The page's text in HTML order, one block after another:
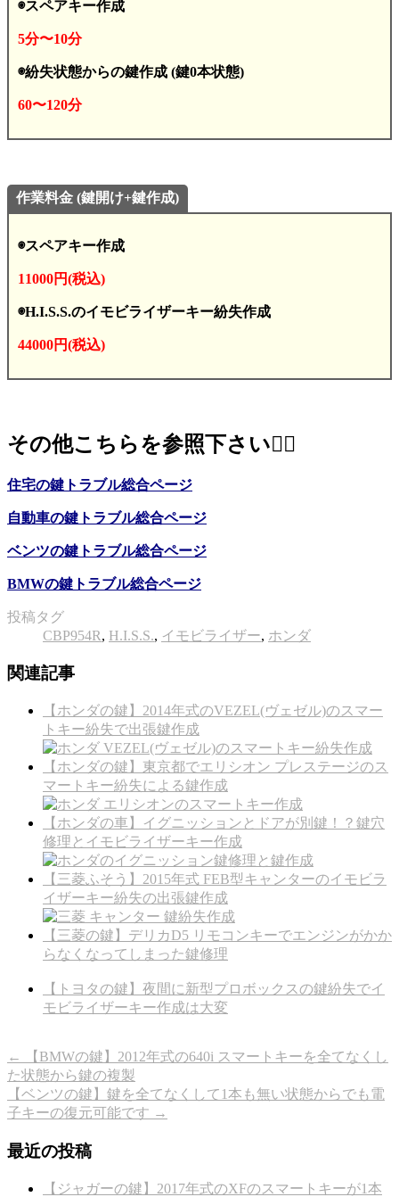
◉スペアキー作成
5分〜10分
◉紛失状態からの鍵作成 (鍵0本状態)
60〜120分
作業料金 (鍵開け+鍵作成)
◉スペアキー作成
11000円(税込)
◉H.I.S.S.のイモビライザーキー紛失作成
44000円(税込)
その他こちらを参照下さい💁‍♂️
住宅の鍵トラブル総合ページ
自動車の鍵トラブル総合ページ
ベンツの鍵トラブル総合ページ
BMWの鍵トラブル総合ページ
投稿タグ
CBP954R, H.I.S.S., イモビライザー, ホンダ
関連記事
【ホンダの鍵】2014年式のVEZEL(ヴェゼル)のスマー
トキー紛失で出張鍵作成
【ホンダの鍵】東京都でエリシオン プレステージのス
マートキー紛失による鍵作成
【ホンダの車】イグニッションとドアが別鍵！？鍵穴
修理とイモビライザーキー作成
【三菱ふそう】2015年式 FEB型キャンターのイモビラ
イザーキー紛失の出張鍵作成
【三菱の鍵】デリカD5 リモコンキーでエンジンがかか
らなくなってしまった鍵修理
【トヨタの鍵】夜間に新型プロボックスの鍵紛失でイ
モビライザーキー作成は大変
←
【BMWの鍵】2012年式の640i スマートキーを全てなくし
た状態から鍵の複製
【ベンツの鍵】鍵を全てなくして1本も無い状態からでも電
子キーの復元可能です →
最近の投稿
【ジャガーの鍵】2017年式のXFのスマートキーが1本